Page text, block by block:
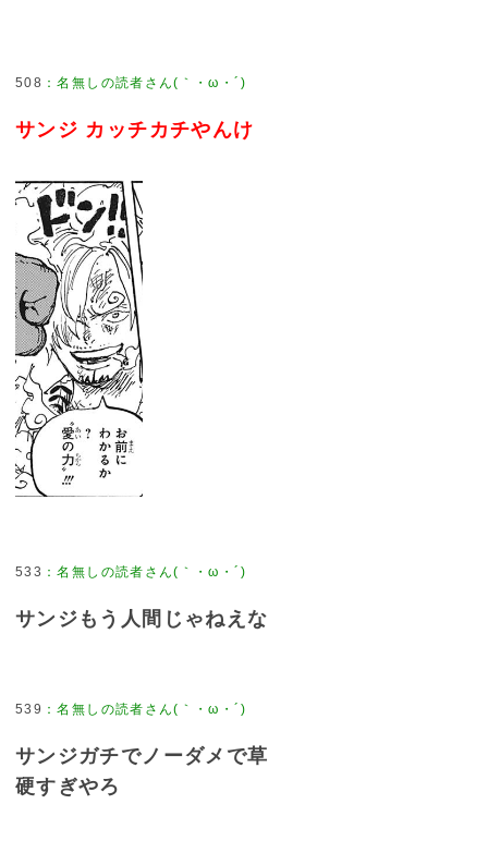
508 ：名無しの読者さん(｀・ω・´)
サンジ カッチカチやんけ
533 ：名無しの読者さん(｀・ω・´)
サンジもう人間じゃねえな
539 ：名無しの読者さん(｀・ω・´)
サンジガチでノーダメで草
硬すぎやろ